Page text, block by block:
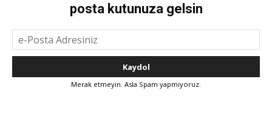
posta kutunuza gelsin
Merak etmeyin. Asla Spam yapmıyoruz.